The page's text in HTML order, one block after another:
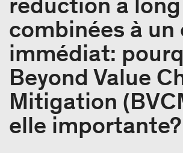
combinées à
immédiat:
Beyond Value
Mitigation
elle importante?